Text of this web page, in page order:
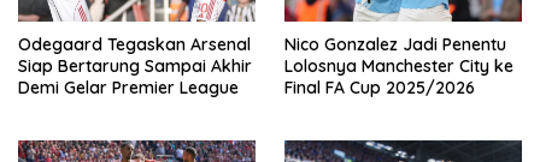
Odegaard Tegaskan Arsenal
Siap Bertarung Sampai Akhir
Demi Gelar Premier League
Nico Gonzalez Jadi Penentu
Lolosnya Manchester City ke
Final FA Cup 2025/2026